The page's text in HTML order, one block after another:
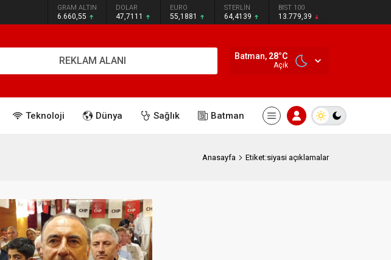
GRAM ALTIN
6.660,55
DOLAR
47,7111
EURO
55,1881
STERLİN
64,4139
BIST 100
13.779,39
REKLAM ALANI Batman, 28°C
Açık
Teknoloji Dünya Sağlık Batman
Anasayfa Etiket:siyasi açıklamalar